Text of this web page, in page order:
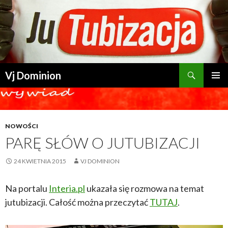
Vj Dominion
Szukaj
PRZESKOCZ DO TREŚCI
NOWOŚCI
PARĘ SŁÓW O JUTUBIZACJI
24 KWIETNIA 2015 VJ DOMINION
Na portalu Interia.pl ukazała się rozmowa na temat
jutubizacji. Całość można przeczytaćTUTAJ.